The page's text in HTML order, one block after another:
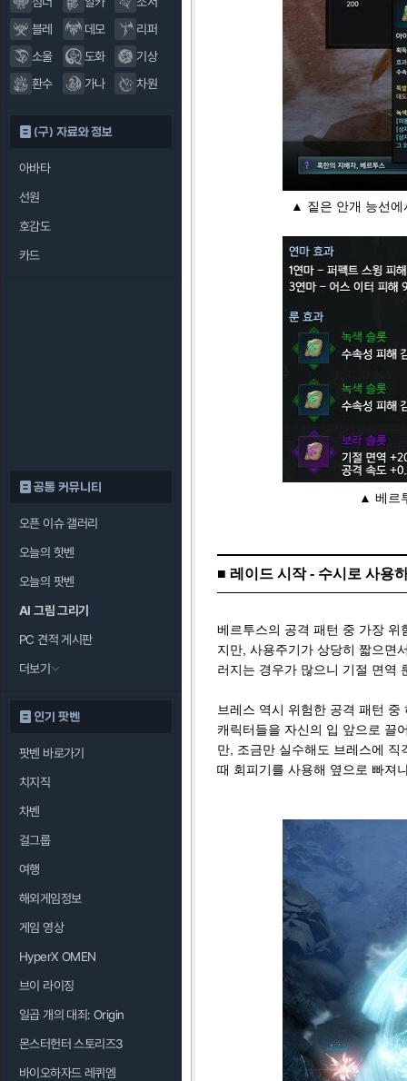
블레
데모
리퍼
소울
도화
기상
환수
가나 차원
(구) 자료와 정보
아바타
선원
호감도
카드
공통 커뮤니티
오픈 이슈 갤러리
오늘의 핫벤
오늘의 팟벤
AI 그림 그리기
PC 견적 게시판
더보기
인기 팟벤
팟벤 바로가기
치지직
차벤
걸그룹
여행
해외게임정보
게임 영상
HyperX OMEN
브이 라이징
일곱 개의 대죄: Origin
몬스터헌터 스토리즈3
바이오하자드 레퀴엠
▲ 짙은 안개 능선에
▲ 베르
■ 레이드 시작 - 수시로 사용
베르투스의 공격 패턴 중 가장
지만, 사용주기가 상당히 짧으면
러지는 경우가 많으니 기절 면역
브레스 역시 위험한 공격 패턴
캐릭터들을 자신의 입 앞으로 끌
만, 조금만 실수해도 브레스에
때 회피기를 사용해 옆으로 빠져